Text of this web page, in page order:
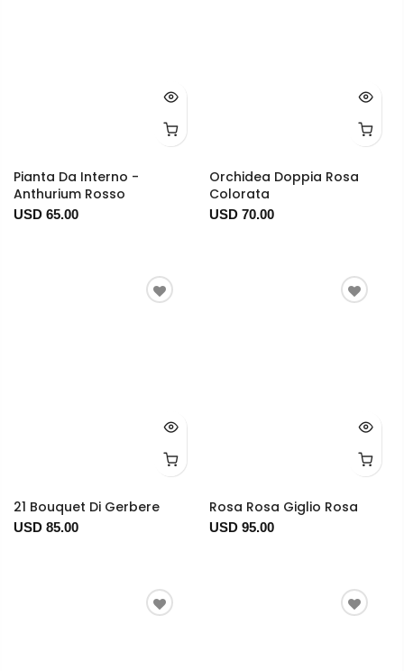
Pianta Da Interno -
Anthurium Rosso
USD 65.00
Orchidea Doppia Rosa
Colorata
USD 70.00
21 Bouquet Di Gerbere
USD 85.00
Rosa Rosa Giglio Rosa
USD 95.00